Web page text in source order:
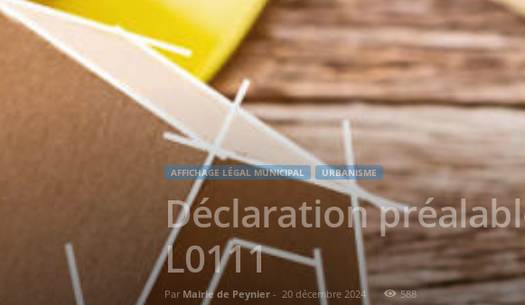
AFFICHAGE LÉGAL MUNICIPAL URBANISME
Déclaration
L0111
Par Mairie de Peynier- 20 décembre 2024 588